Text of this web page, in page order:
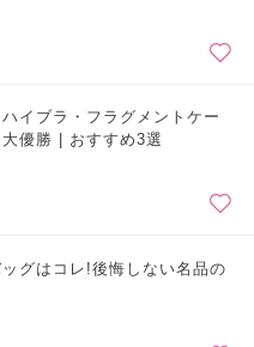
イブラ・フラグメントケー
優勝 | おすすめ3選
グはコレ!後悔しない名品の